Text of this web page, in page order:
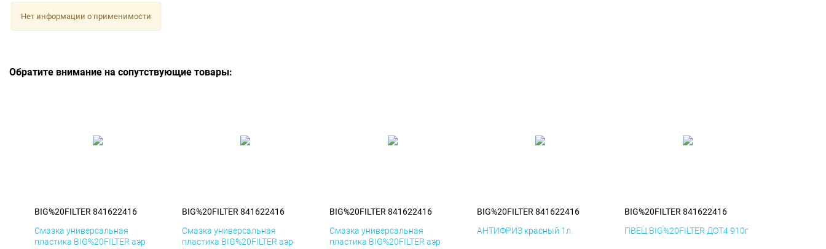
Нет информации о применимости
Обратите внимание на сопутствующие товары:
BIG%20FILTER 841622416
Смазка универсальная
пластика BIG%20FILTER аэр
BIG%20FILTER 841622416
Смазка универсальная
пластика BIG%20FILTER аэр
BIG%20FILTER 841622416
Смазка универсальная
пластика BIG%20FILTER аэр
BIG%20FILTER 841622416
АНТИФРИЗ красный 1л.
BIG%20FILTER 841622416
ПВЕЦ BIG%20FILTER ДОТ4 910г